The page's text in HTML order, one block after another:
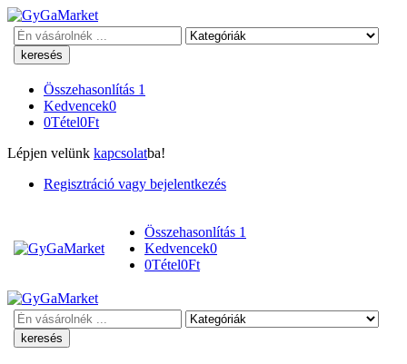
Keresés
Összehasonlítás 1
Kedvencek0
0Tétel0Ft
Lépjen velünk kapcsolatba!
Regisztráció vagy bejelentkezés
Összehasonlítás 1
Kedvencek0
0Tétel0Ft
Keresés